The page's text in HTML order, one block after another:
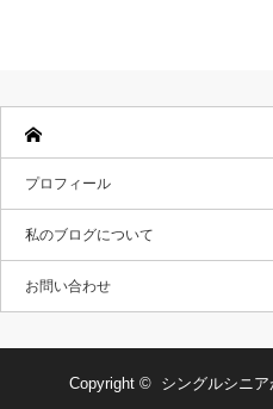
プロフィール
私のブログについて
お問い合わせ
Copyright © シングルシニア